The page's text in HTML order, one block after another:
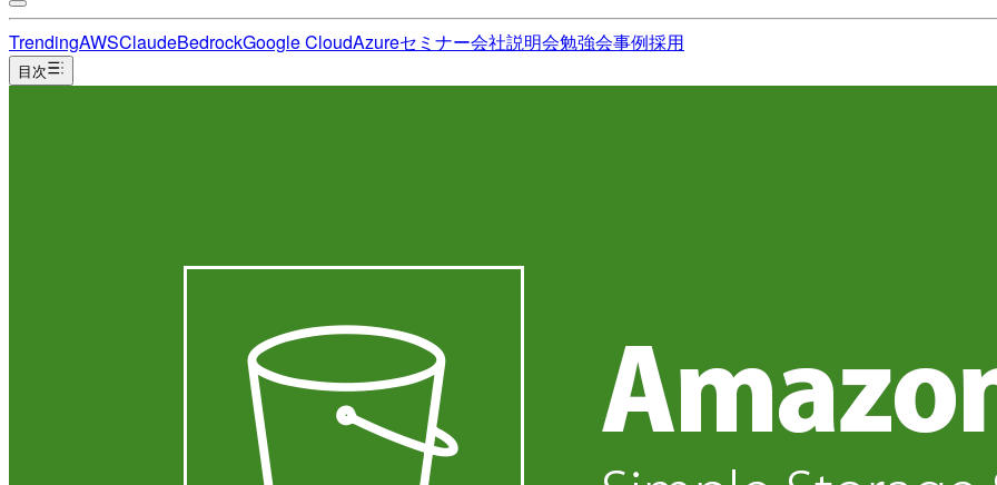
TrendingAWSClaudeBedrockGoogle CloudAzureセミナー会社説明会勉強会事例採用
目次